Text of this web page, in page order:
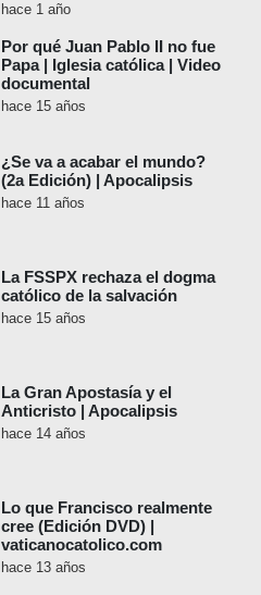
hace 1 año
Por qué Juan Pablo II no fue
Papa | Iglesia católica | Video
documental
hace 15 años
¿Se va a acabar el mundo?
(2a Edición) | Apocalipsis
hace 11 años
La FSSPX rechaza el dogma
católico de la salvación
hace 15 años
La Gran Apostasía y el
Anticristo | Apocalipsis
hace 14 años
Lo que Francisco realmente
cree (Edición DVD) |
vaticanocatolico.com
hace 13 años